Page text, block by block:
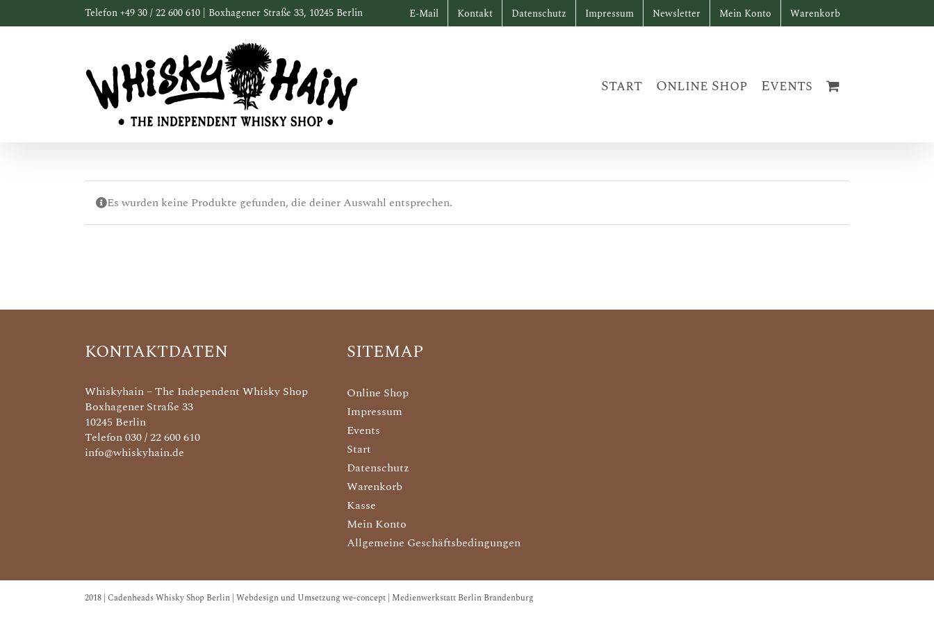
Inhalt
Telefon +49 30 / 22 600 610 | Boxhagener Straße 33, 10245 Berlin E-Mail Kontakt Datenschutz Impressum Newsletter Mein Konto Warenkorb
Start Online Shop Events
Es wurden keine Produkte gefunden, die deiner Auswahl entsprechen.
KONTAKTDATEN
Whiskyhain – The Independent Whisky Shop
Boxhagener Straße 33
10245 Berlin
Telefon 030 / 22 600 610
info@whiskyhain.de
SITEMAP
Online Shop
Impressum
Events
Start
Datenschutz
Warenkorb
Kasse
Mein Konto
Allgemeine Geschäftsbedingungen
2018 | Cadenheads Whisky Shop Berlin | Webdesign und Umsetzung we-concept | Medienwerkstatt Berlin Brandenburg